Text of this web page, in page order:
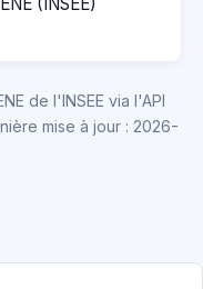
de l'INSEE via l'API
mise à jour : 2026-